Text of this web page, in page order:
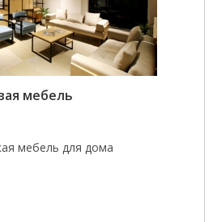
мебель
мебель для дома